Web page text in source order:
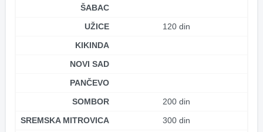
ŠABAC
UŽICE
120 din
KIKINDA
NOVI SAD
PANČEVO
SOMBOR
200 din
SREMSKA MITROVICA
300 din